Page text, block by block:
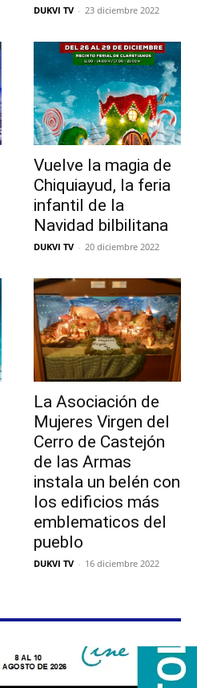
DUKVI TV - 23 diciembre 2022
Vuelve la magia de
Chiquiayud, la feria
infantil de la
Navidad bilbilitana
DUKVI TV - 20 diciembre 2022
La Asociación de
Mujeres Virgen del
Cerro de Castejón
de las Armas
instala un belén con
los edificios más
emblematicos del
pueblo
DUKVI TV - 16 diciembre 2022